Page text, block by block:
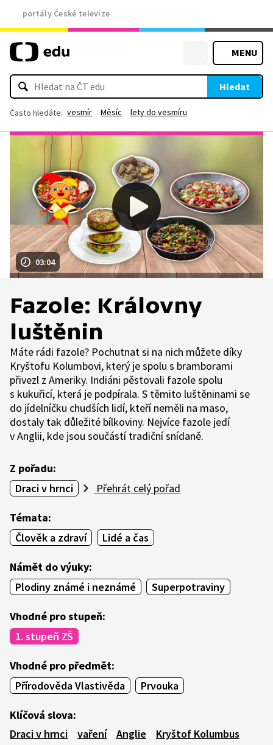
portály České televize
MENU
Hledat
Často hledáte: vesmír Měsíc lety do vesmíru
03:04
Fazole: Královny
luštěnin
Máte rádi fazole? Pochutnat si na nich můžete díky
Kryštofu Kolumbovi, který je spolu s bramborami
přivezl z Ameriky. Indiáni pěstovali fazole spolu
s kukuřicí, která je podpírala. S těmito luštěninami se
do jídelníčku chudších lidí, kteří neměli na maso,
dostaly tak důležité bílkoviny. Nejvíce fazole jedí
v Anglii, kde jsou součástí tradiční snídaně.
Z pořadu:
Draci v hrnci
Přehrát celý pořad
Témata:
Člověk a zdraví
Lidé a čas
Námět do výuky:
Plodiny známé i neznámé
Superpotraviny
Vhodné pro stupeň:
1. stupeň ZŠ
Vhodné pro předmět:
Přírodověda Vlastivěda
Prvouka
Klíčová slova:
Draci v hrnci
vaření Anglie
Kryštof Kolumbus